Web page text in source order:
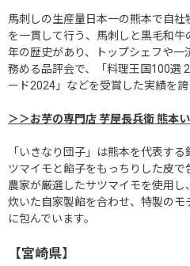
馬刺しの生産量日本一の熊本で自
を一貫して行う、馬刺しと黒毛和
年の歴史があり、トップシェフや
務める品評会で、「料理王国100選
ード2024」などを受賞した実績を誇
＞＞お芋の専門店 芋屋長兵衛 熊本
「いきなり団子」は熊本を代表す
ツマイモと餡子をもっちりした皮
農家が厳選したサツマイモを使用
炊いた自家製餡を合わせ、特製の
に包んでいます。
【宮崎県】